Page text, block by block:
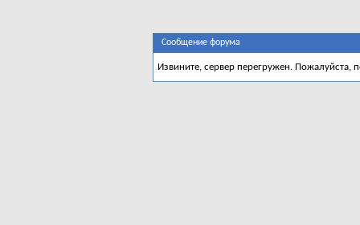
Сообщение форума
Извините, сервер перегружен. Пожалуйста,